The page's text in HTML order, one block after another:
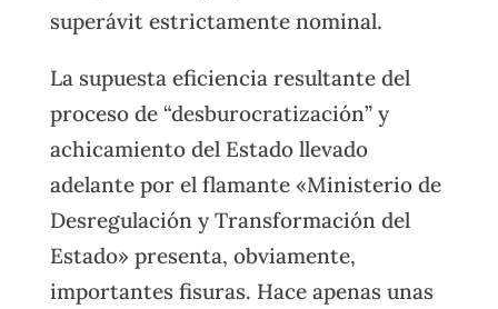
superávit estrictamente nominal.
La supuesta eficiencia resultante del
proceso de “desburocratización” y
achicamiento del Estado llevado
adelante por el flamante «Ministerio de
Desregulación y Transformación del
Estado» presenta, obviamente,
importantes fisuras. Hace apenas unas